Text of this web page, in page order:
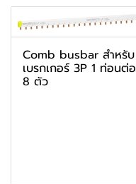
Comb busbar สำหรับ
เบรกเกอร์ 3P 1 ท่อนต่อ
8 ตัว